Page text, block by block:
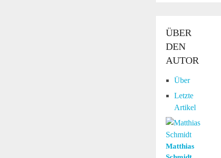
ÜBER
DEN
AUTOR
Über
Letzte
Artikel
Matthias